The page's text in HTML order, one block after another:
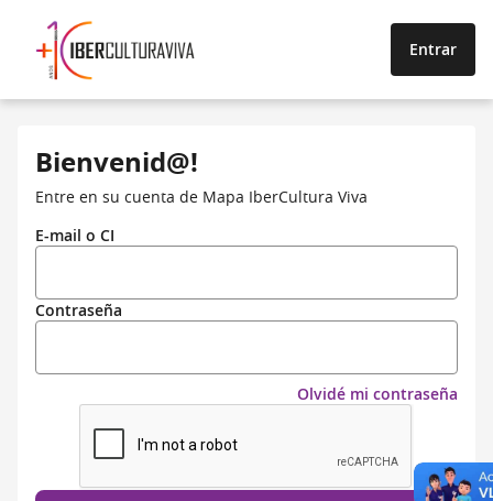
Entrar
Bienvenid@!
Entre en su cuenta de Mapa IberCultura Viva
E-mail o CI
Contraseña
Olvidé mi contraseña